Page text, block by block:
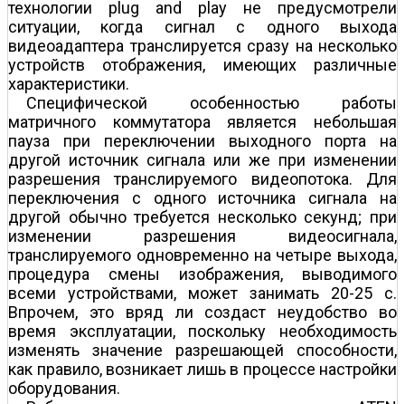
технологии plug and play не предусмотрели
ситуации, когда сигнал с одного выхода
видеоадаптера транслируется сразу на несколько
устройств отображения, имеющих различные
характеристики.
Специфической особенностью работы
матричного коммутатора является небольшая
пауза при переключении выходного порта на
другой источник сигнала или же при изменении
разрешения транслируемого видеопотока. Для
переключения с одного источника сигнала на
другой обычно требуется несколько секунд; при
изменении разрешения видеосигнала,
транслируемого одновременно на четыре выхода,
процедура смены изображения, выводимого
всеми устройствами, может занимать 20-25 с.
Впрочем, это вряд ли создаст неудобство во
время эксплуатации, поскольку необходимость
изменять значение разрешающей способности,
как правило, возникает лишь в процессе настройки
оборудования.